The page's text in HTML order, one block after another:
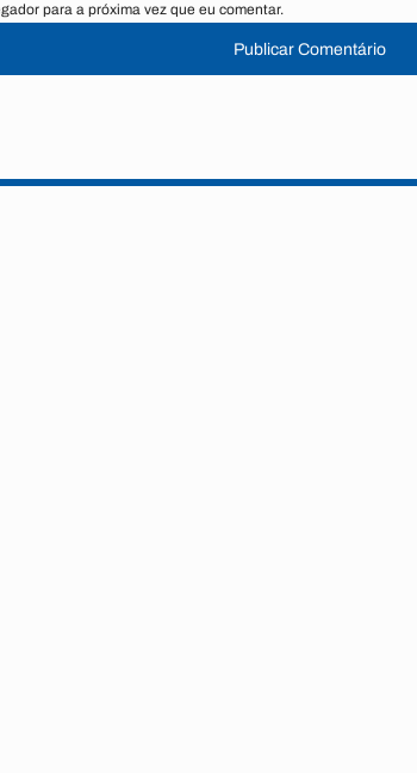
para a próxima vez que eu comentar.
Publicar Comentário